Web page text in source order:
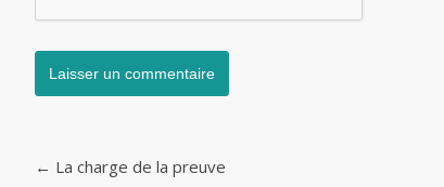
← La charge de la preuve